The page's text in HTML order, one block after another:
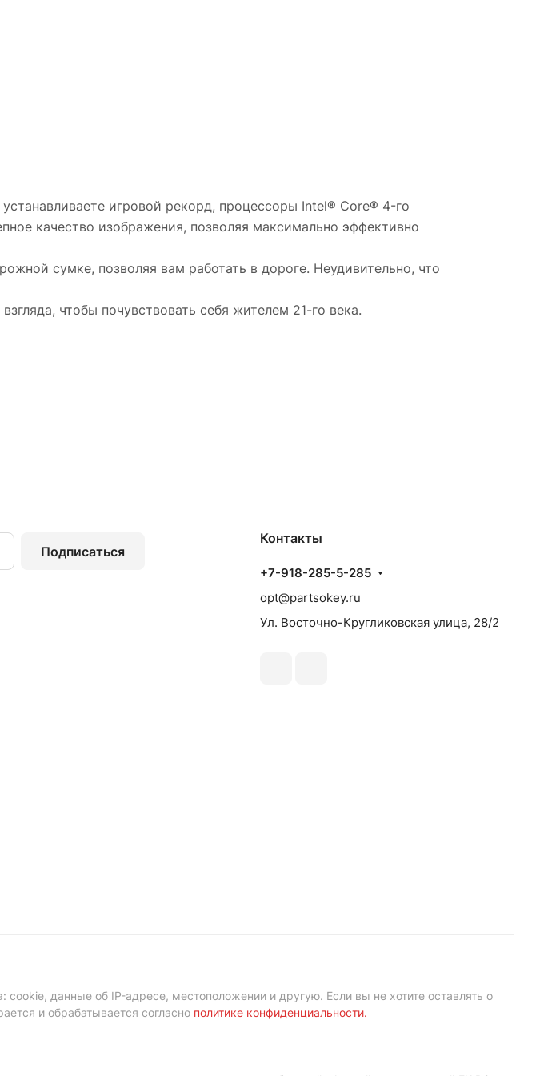
игровой рекорд, процессоры Intel® Core® 4-го
качество изображения, позволяя максимально эффективно
сумке, позволяя вам работать в дороге. Неудивительно, что
чтобы почувствовать себя жителем 21-го века.
Подписаться
Контакты
+7-918-285-5-285
opt@partsokey.ru
Ул. Восточно-Кругликовская улица, 28/2
данные об IP-адресе, местоположении и другую. Если вы не хотите оставлять о
и обрабатывается согласно политике конфиденциальности.